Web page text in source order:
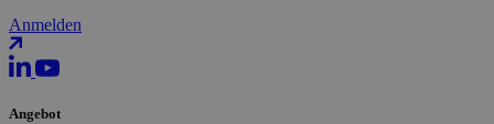
Anmelden
Angebot